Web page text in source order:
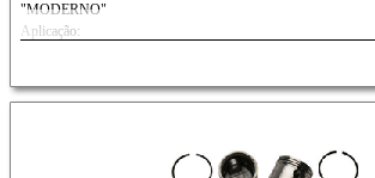
"MODERNO"
Aplicação: